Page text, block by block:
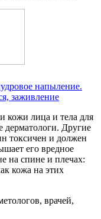
напыление.
заживление
кожи лица и тела для
дерматологи. Другие
токсичен и должен
его вредное
на спине и плечах:
кожа на этих